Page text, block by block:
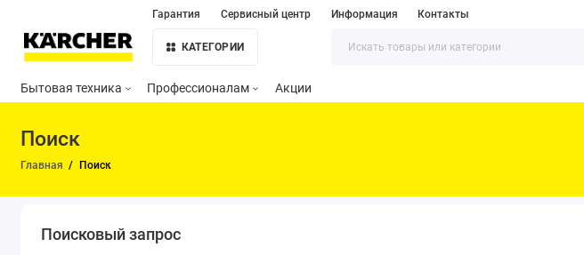
Гарантия Сервисный центр Информация Контакты
КАТЕГОРИИ
Бытовая техника Профессионалам Акции
Поиск
Главная Поиск
Поисковый запрос